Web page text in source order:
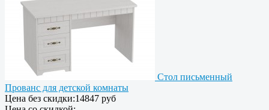
Стол письменный
Прованс для детской комнаты
Цена без скидки:14847 руб